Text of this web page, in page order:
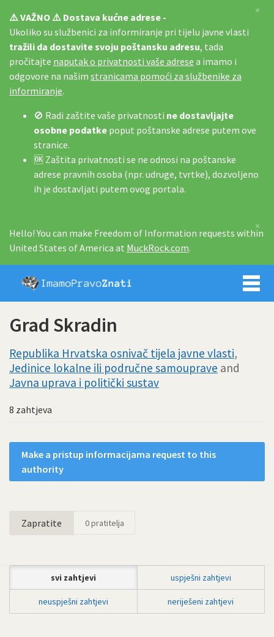
⚠️ VAŽNO ⚠️ Dostava kućne adrese -
Ukoliko su službenici za informiranje pri tijelu javne vlasti
tražili da dostavite svoju poštansku adresu, tada
pročitajte naputak o privatnosti vaše adrese a imamo i
odgovore na našim stranicama pomoći za službenike za
informiranje.
🚫 Radi zaštite vaše privatnosti ne dostavljajte
osobne podatke poput poštanske adrese putem ove
stranice.
🆗 Zaštita privatnosti se ne odnosi na poštanske
adrese pravnih osoba (npr. udruge, tvrtke), dozvoljeno
ih je dostavljati putem ovog portala.
×
Hello! You can make Freedom of Information requests within
United States of America at MuckRock.com.
×
Imamo
Grad Skradin
Republika Hrvatska osnivač tijela javne vlasti,
Jedinice lokalne ili područne samouprave and
Javna uprava i politički sustav
8 zahtjeva
Make a pristup informacijama request to this
authority
Zapratite 0pratitelja
svi zahtjevi uspješni zahtjevi
neuspješni zahtjevi neriješeni zahtjevi